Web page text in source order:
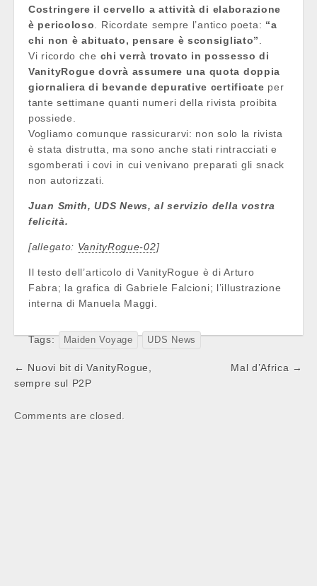
Costringere il cervello a attività di elaborazione
è pericoloso . Ricordate sempre l’antico poeta: “a
chi non è abituato, pensare è sconsigliato”
Vi ricordo che chi verrà trovato in possesso di
VanityRogue dovrà assumere una quota doppia
giornaliera di bevande depurative certificate per
tante settimane quanti numeri della rivista proibita
possiede.
Vogliamo comunque rassicurarvi: non solo la rivista
è stata distrutta, ma sono anche stati rintracciati e
sgomberati i covi in cui venivano preparati gli snack
non autorizzati.
Juan Smith, UDS News, al servizio della vostra
felicità.
[allegato: VanityRogue-02]
Il testo dell’articolo di VanityRogue è di Arturo
Fabra; la grafica di Gabriele Falcioni; l’illustrazione
interna di Manuela Maggi.
Tags: Maiden Voyage UDS News
Post
navigation
← Nuovi bit di VanityRogue,
sempre sul P2P
Mal d’Africa →
Comments are closed.